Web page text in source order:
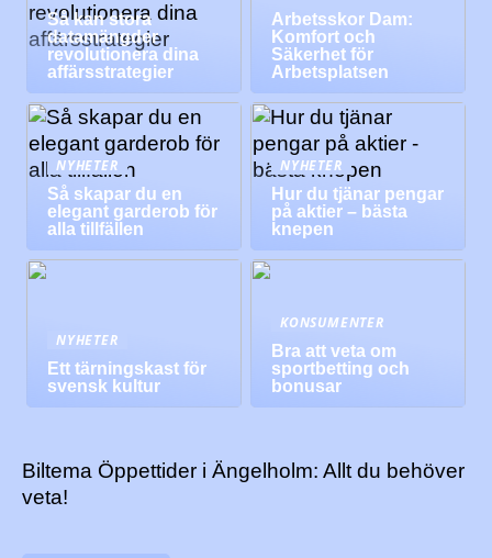
Så kan stora
datamängder
revolutionera dina
affärsstrategier
Arbetsskor Dam:
Komfort och
Säkerhet för
Arbetsplatsen
NYHETER
Så skapar du en
elegant garderob för
alla tillfällen
NYHETER
Hur du tjänar pengar
på aktier – bästa
knepen
NYHETER
Ett tärningskast för
svensk kultur
KONSUMENTER
Bra att veta om
sportbetting och
bonusar
Biltema Öppettider i Ängelholm: Allt du behöver
veta!